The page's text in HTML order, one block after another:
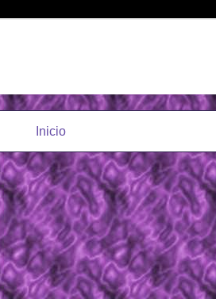
Inicio